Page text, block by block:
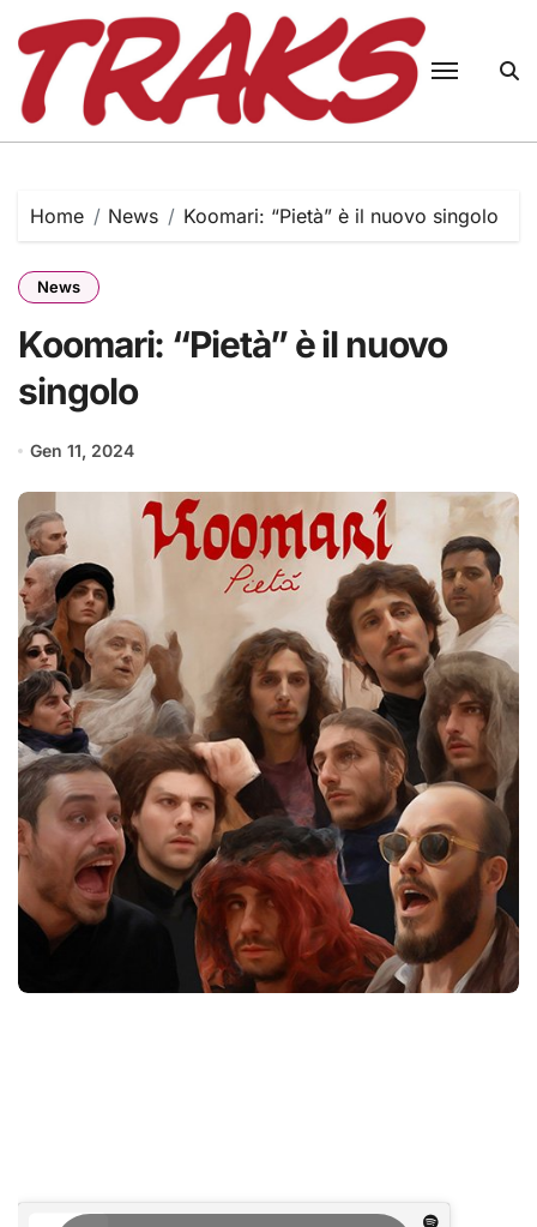
content
Home News Koomari: “Pietà” è il nuovo singolo
News
Koomari: “Pietà” è il nuovo
singolo
Gen 11, 2024